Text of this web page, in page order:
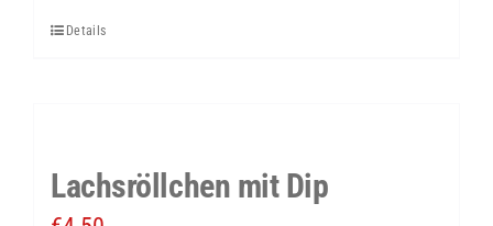
Details
Lachsröllchen mit Dip